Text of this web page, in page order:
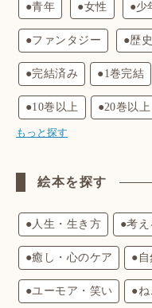
●青年 ●女性 ●少
●ファンタジー ●歴史
●完結済み ●1巻完結
●10巻以上 ●20巻以上
もっと探す
絵本を探す
●人生・生き方 ●考
●癒し・心のケア ●自
●ユーモア・笑い ●ね